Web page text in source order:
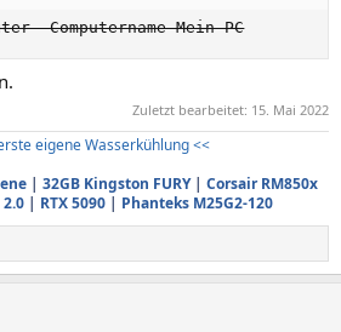
-Computername Mein-PC
Zuletzt bearbeitet: 15. Mai 2022
eigene Wasserkühlung <<
| 32GB Kingston FURY| Corsair RM850x
2.0| RTX 5090| Phanteks M25G2-120